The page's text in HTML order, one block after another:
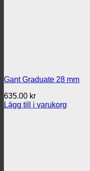
Gant Graduate 28 mm
635.00 kr
Lägg till i varukorg